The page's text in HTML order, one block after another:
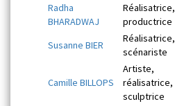
Radha
BHARADWAJ
Réalisatrice,
productrice
Susanne BIER
Réalisatrice,
scénariste
Camille BILLOPS
Artiste,
réalisatrice,
sculptrice